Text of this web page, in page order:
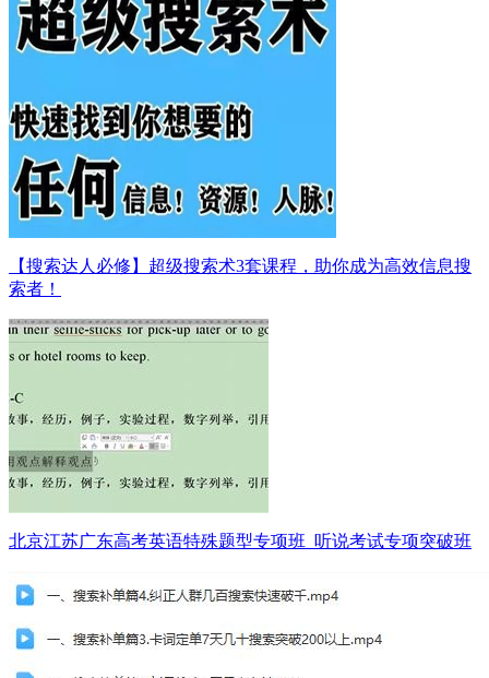
【搜索达人必修】超级搜索术3套课程，助你成为高效信息搜
索者！
北京江苏广东高考英语特殊题型专项班_听说考试专项突破班